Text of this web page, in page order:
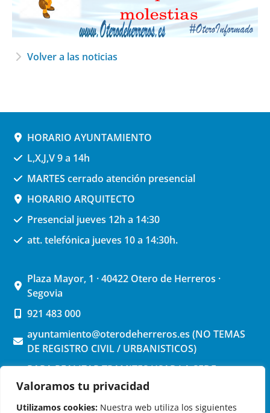
Valoramos tu privacidad
Utilizamos cookies: Nuestra web utiliza los siguientes
Volver a las noticias
HORARIO AYUNTAMIENTO
L,X,J,V 9 a 14h
MARTES cerrado atención presencial
HORARIO ARQUITECTO
Presencial jueves 12h a 14:30
att. telefónica jueves 10 a 14:30h.
Plaza Mayor, 1 · 40422 Otero de Herreros ·
Segovia
921 483 000
ayuntamiento@oterodeherreros.es (NO TEMAS
DE REGISTRO CIVIL / URBANISTICOS)
PARA REALIZAR TRAMITES USAR LA SEDE
ELECTRONICA (pinchar aquí)